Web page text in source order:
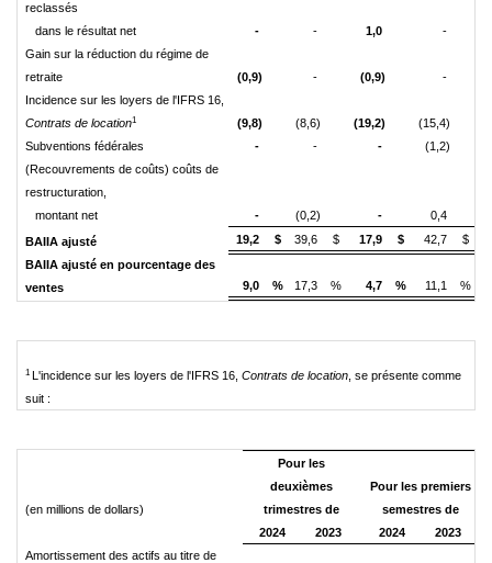
reclassés
dans le résultat net
- - 1,0
-
Gain sur la réduction du régime de
retraite
(0,9) - (0,9)
-
Incidence sur les loyers de l'IFRS 16,
Contrats de location1 (9,8) (8,6) (19,2)
(15,4)
Subventions fédérales
- - -
(1,2)
(Recouvrements de coûts) coûts de
restructuration,
montant net
- (0,2) -
0,4
BAIIA ajusté
19,2 $ 39,6 $ 17,9 $ 42,7
$
BAIIA ajusté en pourcentage des
ventes
9,0 % 17,3 % 4,7 % 11,1 %
1 L'incidence sur les loyers de l'IFRS 16, Contrats de location, se présente comme
suit :
(en millions de dollars)
Pour les
deuxièmes
trimestres de
Pour les premiers
semestres de
2024
2023 2024
2023
Amortissement des actifs au titre de